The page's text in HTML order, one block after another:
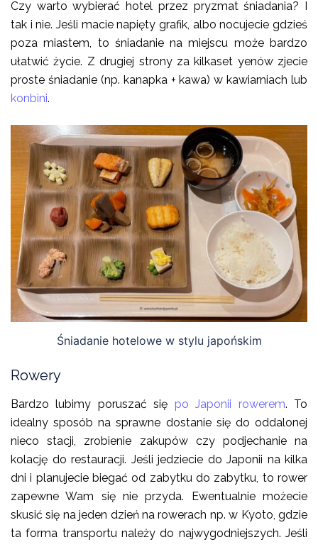
Czy warto wybierać hotel przez pryzmat śniadania? I
tak i nie. Jeśli macie napięty grafik, albo nocujecie gdzieś
poza miastem, to śniadanie na miejscu może bardzo
ułatwić życie. Z drugiej strony za kilkaset yenów zjecie
proste śniadanie (np. kanapka + kawa) w kawiarniach lub
konbini.
Śniadanie hotelowe w stylu japońskim
Rowery
Bardzo lubimy poruszać się po Japonii rowerem. To
idealny sposób na sprawne dostanie się do oddalonej
nieco stacji, zrobienie zakupów czy podjechanie na
kolację do restauracji. Jeśli jedziecie do Japonii na kilka
dni i planujecie biegać od zabytku do zabytku, to rower
zapewne Wam się nie przyda. Ewentualnie możecie
skusić się na jeden dzień na rowerach np. w Kyoto, gdzie
ta forma transportu należy do najwygodniejszych. Jeśli